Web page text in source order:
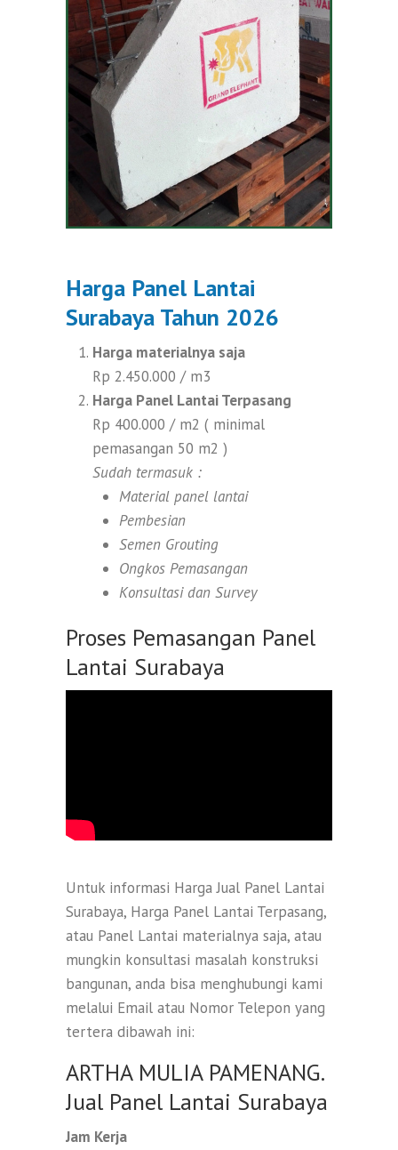
Harga Panel Lantai
Surabaya Tahun 2026
Harga materialnya saja
Rp 2.450.000 / m3
Harga Panel Lantai Terpasang
Rp 400.000 / m2 ( minimal
pemasangan 50 m2 )
Sudah termasuk :
Material panel lantai
Pembesian
Semen Grouting
Ongkos Pemasangan
Konsultasi dan Survey
Proses Pemasangan Panel
Lantai Surabaya
Untuk informasi Harga Jual Panel Lantai
Surabaya, Harga Panel Lantai Terpasang,
atau Panel Lantai materialnya saja, atau
mungkin konsultasi masalah konstruksi
bangunan, anda bisa menghubungi kami
melalui Email atau Nomor Telepon yang
tertera dibawah ini:
ARTHA MULIA PAMENANG.
Jual Panel Lantai Surabaya
Jam Kerja